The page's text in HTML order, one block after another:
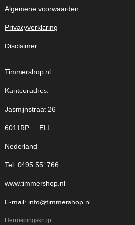
Algemene voorwaarden
Privacyverklaring
Disclaimer
Timmershop.nl
Kantooradres:
Jasmijnstraat 26
6011RP ELL
Nederland
Tel: 0495 551766
www.timmershop.nl
E-mail: info@timmershop.nl
Herroepingsknop